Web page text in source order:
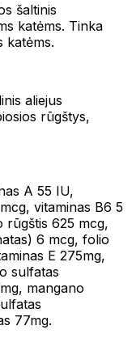
šaltinis
katėms. Tinka
katėms.
aliejus
rūgštys,
A 55 IU,
vitaminas B6 5
rūgštis 625 mcg,
6 mcg, folio
E 275mg,
sulfatas
mangano
77mg.